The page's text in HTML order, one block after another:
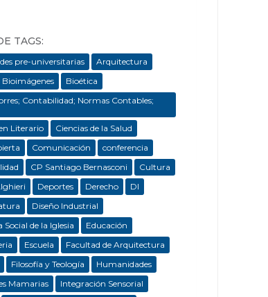
TAGS:
pre-universitarias
Arquitectura
Bioimágenes
Bioética
Contabilidad; Normas Contables;
Literario
Ciencias de la Salud
Comunicación
conferencia
CP Santiago Bernasconi
Cultura
Deportes Derecho
DI
Diseño Industrial
Social de la Iglesia
Educación
Escuela
Facultad de Arquitectura
Filosofía y Teología
Humanidades
Mamarias
Integración Sensorial